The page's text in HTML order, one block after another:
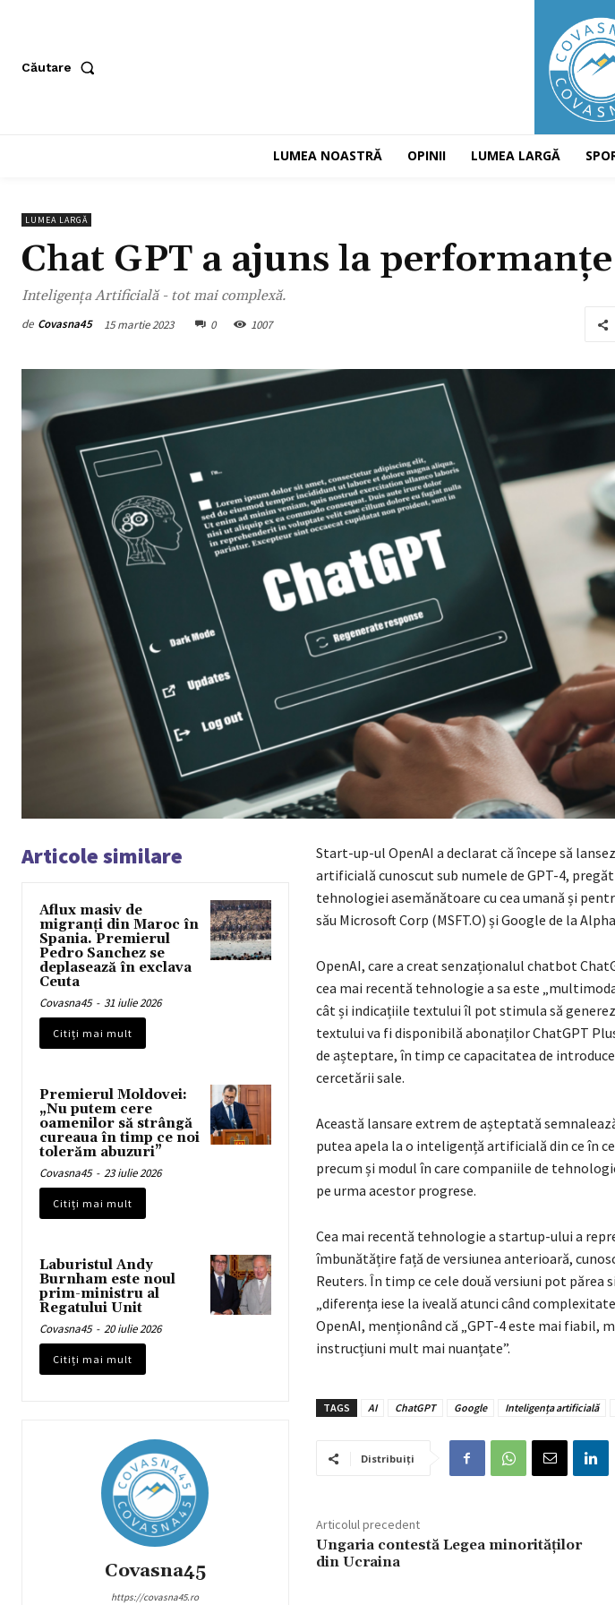
Căutare
LUMEA NOASTRĂ OPINII LUMEA LARGĂ
LUMEA LARGĂ
Chat GPT a ajuns la
Inteligența Artificială - tot mai complexă.
de Covasna45 15 martie 2023 0 1007
Articole similare
Aflux masiv de
migranți din Maroc în
Spania. Premierul
Pedro Sanchez se
deplasează în exclava
Ceuta
Covasna45 - 31 iulie 2026
Citiți mai mult
Premierul Moldovei:
„Nu putem cere
oamenilor să strângă
cureaua în timp ce noi
tolerăm abuzuri”
Covasna45 - 23 iulie 2026
Citiți mai mult
Laburistul Andy
Burnham este noul
prim-ministru al
Regatului Unit
Covasna45 - 20 iulie 2026
Citiți mai mult
Covasna45
https://covasna45.ro
Start-up-ul OpenAI a declarat că începe să
artificială cunoscut sub numele de GPT-4,
tehnologiei asemănătoare cu cea umană și
său Microsoft Corp (MSFT.O) și Google de la
OpenAI, care a creat senzaționalul chatbot
cea mai recentă tehnologie a sa este
cât și indicațiile textului îl pot stimula să
textului va fi disponibilă abonaților ChatGPT
de așteptare, în timp ce capacitatea de
cercetării sale.
Această lansare extrem de așteptată
putea apela la o inteligență artificială din ce în
precum și modul în care companiile de
pe urma acestor progrese.
Cea mai recentă tehnologie a startup-ului a
îmbunătățire față de versiunea anterioară,
Reuters. În timp ce cele două versiuni pot
„diferența iese la iveală atunci când
OpenAI, menționând că „GPT-4 este mai fiabil,
instrucțiuni mult mai nuanțate”.
TAGS AI ChatGPT Google Inteligența artificială
Distribuiți
Articolul precedent
Ungaria contestă Legea minorităților
din Ucraina